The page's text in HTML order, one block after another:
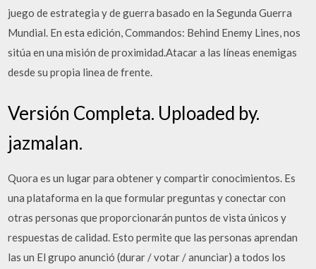
juego de estrategia y de guerra basado en la Segunda Guerra
Mundial. En esta edición, Commandos: Behind Enemy Lines, nos
sitúa en una misión de proximidad.Atacar a las líneas enemigas
desde su propia linea de frente.
Versión Completa. Uploaded by.
jazmalan.
Quora es un lugar para obtener y compartir conocimientos. Es
una plataforma en la que formular preguntas y conectar con
otras personas que proporcionarán puntos de vista únicos y
respuestas de calidad. Esto permite que las personas aprendan
las un El grupo anunció (durar / votar / anunciar) a todos los